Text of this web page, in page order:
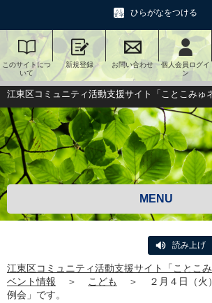
ひらがなをつける
このサイトにつ
いて
新規登録 お問い合わせ
個人会員ログイ
ン
江東区コミュニティ活動支援サイト「ことこみゅ
MENU
読み上げ
江東区コミュニティ活動支援サイト「ことこみ
ベント情報
＞ こども ＞
２月４日（火
例会」です。